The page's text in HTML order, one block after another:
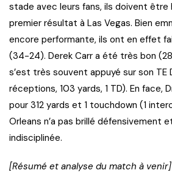
stade avec leurs fans, ils doivent être
premier résultat à Las Vegas. Bien
encore performante, ils ont en effet
(34-24). Derek Carr a été très bon
s’est très souvent appuyé sur son TE
réceptions, 103 yards, 1 TD). En face,
pour 312 yards et 1 touchdown (1
Orleans n’a pas brillé défensivement
indisciplinée.
[Résumé et analyse du match à venir]